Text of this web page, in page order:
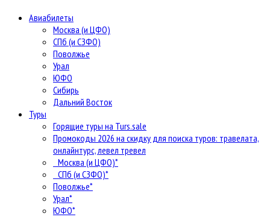
Авиабилеты
Москва (и ЦФО)
СПб (и СЗФО)
Поволжье
Урал
ЮФО
Сибирь
Дальний Восток
Туры
Горящие туры на Turs.sale
Промокоды 2026 на скидку для поиска туров: травелата,
онлайнтурс, левел тревел
Москва (и ЦФО)*
СПб (и СЗФО)*
Поволжье*
Урал*
ЮФО*